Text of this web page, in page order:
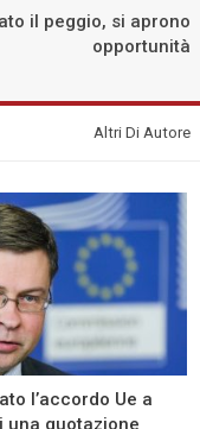
il peggio, si aprono
opportunità
Altri Di Autore
l’accordo Ue a
una quotazione